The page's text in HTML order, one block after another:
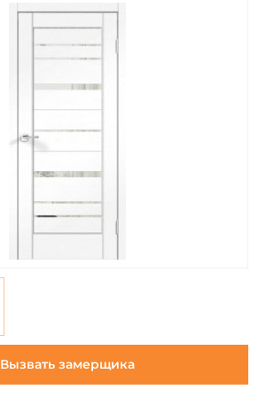
Вызвать замерщика